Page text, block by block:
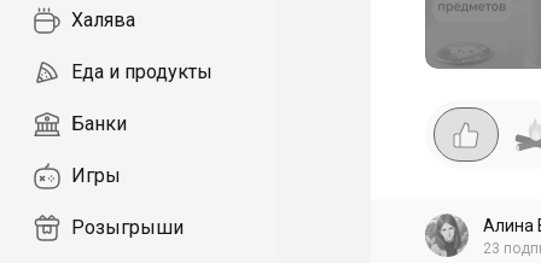
Халява
Еда и продукты
Банки
Игры
Розыгрыши Алина
23